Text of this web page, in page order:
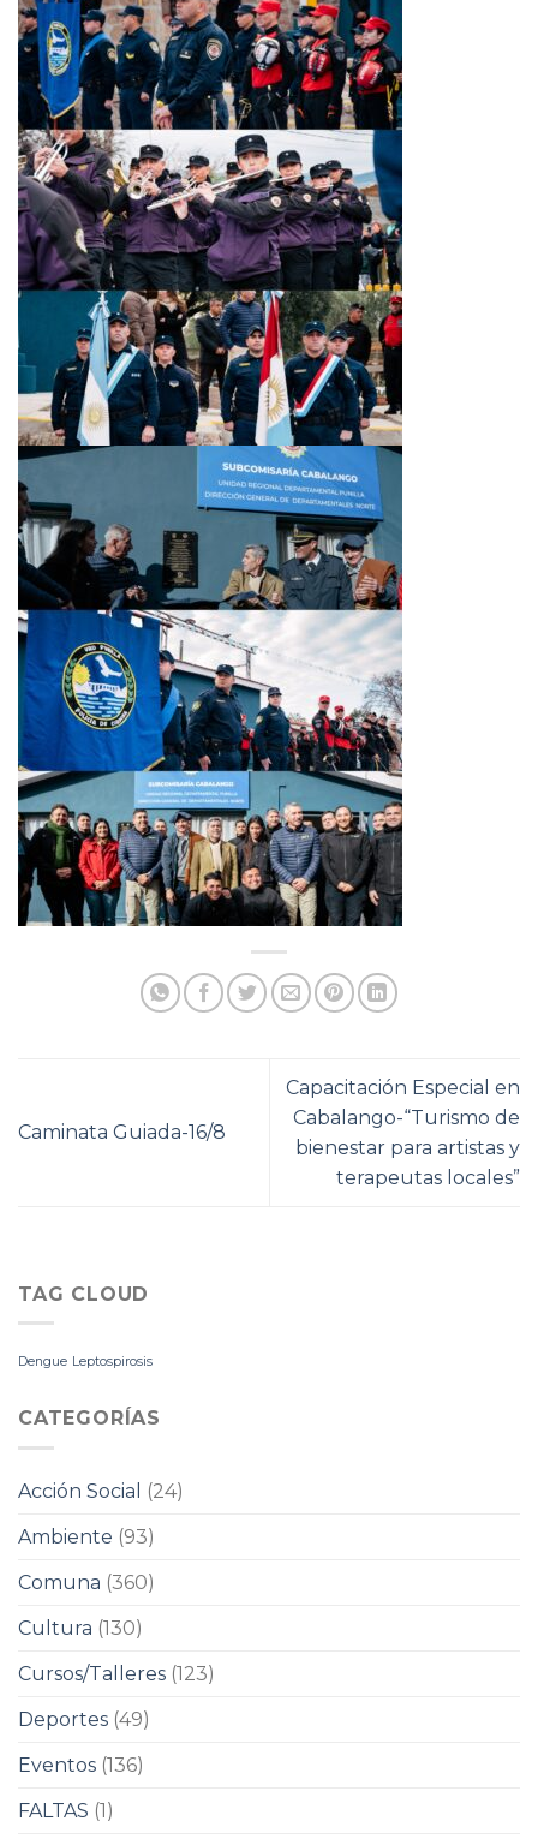
Caminata Guiada-16/8
Capacitación Especial en
Cabalango-“Turismo de
bienestar para artistas y
terapeutas locales”
TAG CLOUD
Dengue Leptospirosis
CATEGORÍAS
Acción Social
(24)
Ambiente (93)
Comuna (360)
Cultura (130)
Cursos/Talleres (123)
Deportes (49)
Eventos (136)
FALTAS (1)